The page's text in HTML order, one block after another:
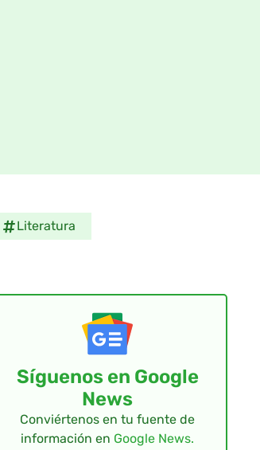
Literatura
Síguenos en Google
News
Conviértenos en tu fuente de
información en Google News.